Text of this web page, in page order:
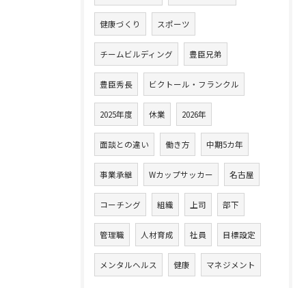
健康づくり スポーツ
チームビルディング 豊臣兄弟
豊臣秀長 ビクトール・フランクル
2025年度 休業 2026年
面談との違い 働き方 中期5カ年
事業承継 Wカップサッカー 名古屋
コーチング 組織 上司 部下
管理職 人材育成 社員 目標設定
メンタルヘルス 健康 マネジメント